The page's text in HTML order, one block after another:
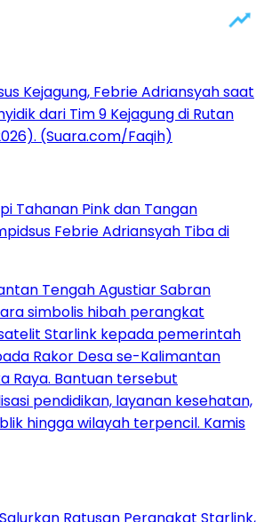
Tahanan Pink dan Tangan
Febrie Adriansyah Tiba di
Ratusan Perangkat Starlink,